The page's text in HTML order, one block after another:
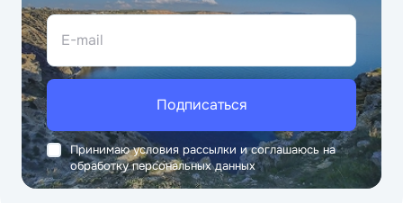
E-mail
Подписаться
Принимаю условия рассылки и соглашаюсь на
обработку персональных данных